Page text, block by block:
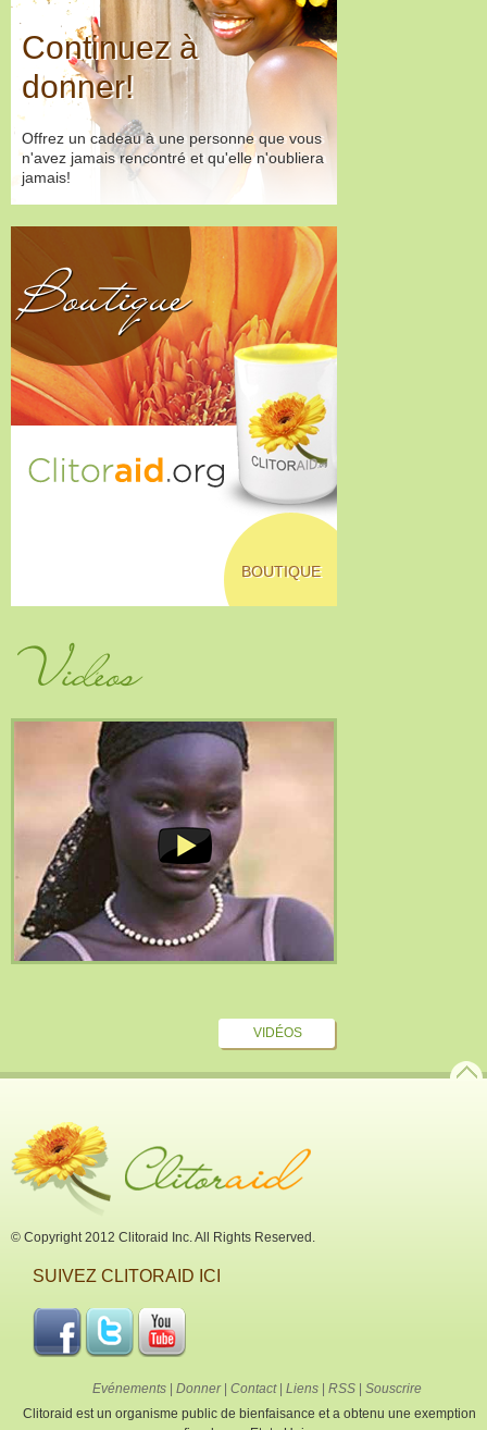
Continuez à
donner!
Offrez un cadeau à une personne que vous
n'avez jamais rencontré et qu'elle n'oubliera
jamais!
Boutique
BOUTIQUE
Vidéos
VIDÉOS
© Copyright 2012 Clitoraid Inc. All Rights Reserved.
SUIVEZ CLITORAID ICI
Evénements | Donner| Contact| Liens | RSS | Souscrire
Clitoraid est un organisme public de bienfaisance et a obtenu une exemption